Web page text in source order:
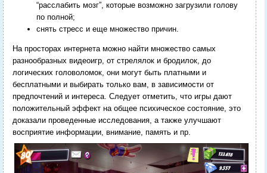
“расслабить мозг”, которые возможно загрузили голову
по полной;
снять стресс и еще множество причин.
На просторах интернета можно найти множество самых
разнообразных видеоигр, от стрелялок и бродилок, до
логических головоломок, они могут быть платными и
бесплатными и выбирать только вам, в зависимости от
предпочтений и интереса. Следует отметить, что игры дают
положительный эффект на общее психическое состояние, это
доказали проведенные исследования, а также улучшают
восприятие информации, внимание, память и пр.